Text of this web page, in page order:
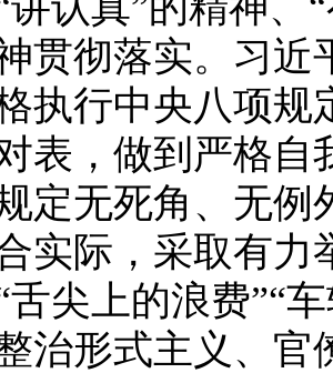
贯彻落实。习近
执行中央八项规
表，做到严格自
定无死角、无例
实际，采取有力
舌尖上的浪费”“
治形式主义、官